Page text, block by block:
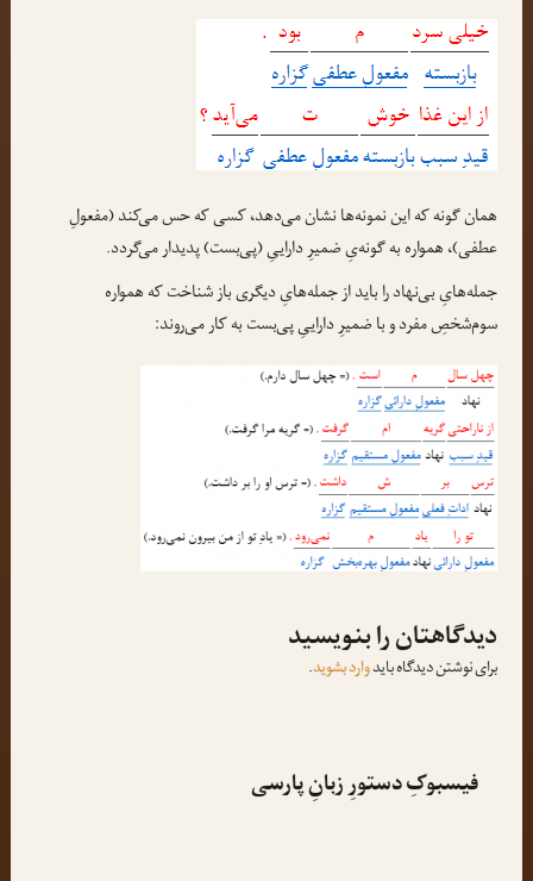
همان گونه که این نمونه‌ها نشان می‌دهد، کسی که حس می‌کند (مفعولِ
عطفی)، همواره به گونه‌یِ ضمیرِ داراییِ (پی‌بست) پدیدار می‌گردد.
جمله‌هایِ بی‌نهاد را باید از جمله‌هایِ دیگری باز شناخت که همواره
سوم‌شخصِ مفرد و با ضمیرِ داراییِ پی‌بست به کار می‌روند:
دیدگاهتان را بنویسید
برای نوشتن دیدگاه بایدوارد بشوید.
فیسبوکِ دستورِ زبانِ پارسی